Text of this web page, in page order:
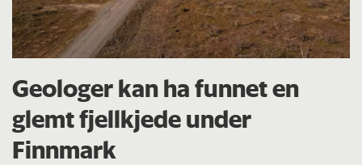
Geologer kan ha funnet en
glemt fjellkjede under
Finnmark